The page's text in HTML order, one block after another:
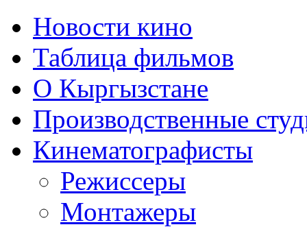
Новости кино
Таблица фильмов
О Кыргызстане
Производственные
Кинематографисты
Режиссеры
Монтажеры